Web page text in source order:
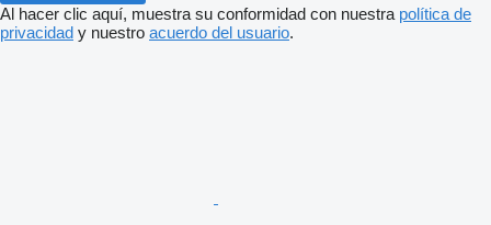
Al hacer clic aquí, muestra su conformidad con nuestra política de
privacidad y nuestro acuerdo del usuario.